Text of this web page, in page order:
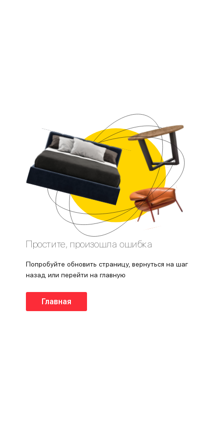
Простите, произошла ошибка
Попробуйте обновить страницу, вернуться на шаг
назад или перейти на главную
Главная